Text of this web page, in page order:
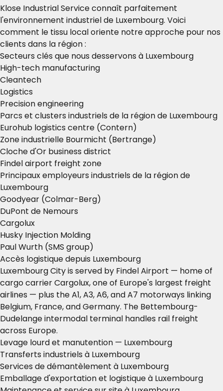
Klose Industrial Service connaît parfaitement
l'environnement industriel de Luxembourg. Voici
comment le tissu local oriente notre approche pour nos
clients dans la région :
Secteurs clés que nous desservons à Luxembourg
High-tech manufacturing
Cleantech
Logistics
Precision engineering
Parcs et clusters industriels de la région de Luxembourg
Eurohub logistics centre (Contern)
Zone industrielle Bourmicht (Bertrange)
Cloche d'Or business district
Findel airport freight zone
Principaux employeurs industriels de la région de
Luxembourg
Goodyear (Colmar-Berg)
DuPont de Nemours
Cargolux
Husky Injection Molding
Paul Wurth (SMS group)
Accès logistique depuis Luxembourg
Luxembourg City is served by Findel Airport — home of
cargo carrier Cargolux, one of Europe's largest freight
airlines — plus the A1, A3, A6, and A7 motorways linking
Belgium, France, and Germany. The Bettembourg-
Dudelange intermodal terminal handles rail freight
across Europe.
Levage lourd et manutention — Luxembourg
Transferts industriels à Luxembourg
Services de démantèlement à Luxembourg
Emballage d'exportation et logistique à Luxembourg